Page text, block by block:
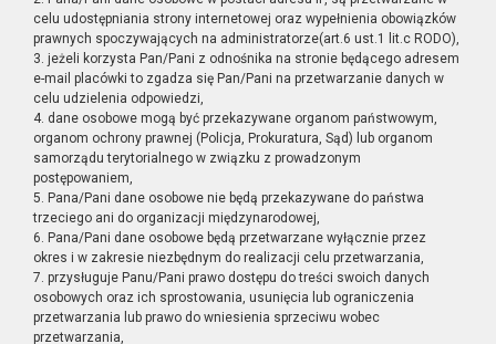
celu udostępniania strony internetowej oraz wypełnienia obowiązków
prawnych spoczywających na administratorze(art.6 ust.1 lit.c RODO),
3. jeżeli korzysta Pan/Pani z odnośnika na stronie będącego adresem
e-mail placówki to zgadza się Pan/Pani na przetwarzanie danych w
celu udzielenia odpowiedzi,
4. dane osobowe mogą być przekazywane organom państwowym,
organom ochrony prawnej (Policja, Prokuratura, Sąd) lub organom
samorządu terytorialnego w związku z prowadzonym
postępowaniem,
5. Pana/Pani dane osobowe nie będą przekazywane do państwa
trzeciego ani do organizacji międzynarodowej,
6. Pana/Pani dane osobowe będą przetwarzane wyłącznie przez
okres i w zakresie niezbędnym do realizacji celu przetwarzania,
7. przysługuje Panu/Pani prawo dostępu do treści swoich danych
osobowych oraz ich sprostowania, usunięcia lub ograniczenia
przetwarzania lub prawo do wniesienia sprzeciwu wobec
przetwarzania,